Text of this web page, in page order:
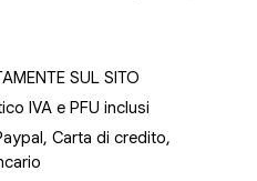
SUL SITO
IVA e PFU inclusi
Carta di credito,